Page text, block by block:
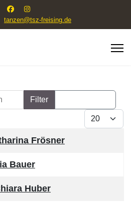
tanzen@tsz-freising.de
Filter
Anzeige #
Frösner
Bauer
Huber